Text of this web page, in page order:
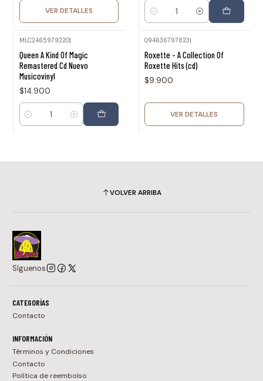
VER DETALLES
Cantidad
MLC2465979220|
Queen A Kind Of Magic
Remastered Cd Nuevo
Musicovinyl
$14.900
Cantidad
094636797823
Roxette - A Collection Of
Roxette Hits (cd)
$9.900
VER DETALLES
VOLVER ARRIBA
Síguenos
CATEGORÍAS
Contacto
INFORMACIÓN
Términos y Condiciones
Contacto
Política de reembolso